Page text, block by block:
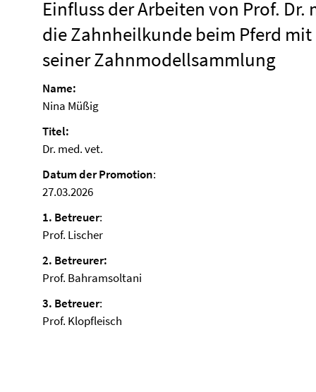
Einfluss der Arbeiten von Prof. Dr.
die Zahnheilkunde beim Pferd
seiner Zahnmodellsammlung
Name:
Nina Müßig
Titel:
Dr. med. vet.
Datum der Promotion:
27.03.2026
1. Betreuer:
Prof. Lischer
2. Betreurer:
Prof. Bahramsoltani
3. Betreuer:
Prof. Klopfleisch